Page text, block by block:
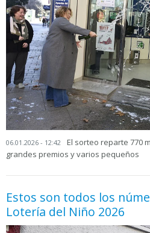
06.01.2026 - 12:42
El sorteo reparte 770
grandes premios y varios pequeños
Estos son todos los
Lotería del Niño 2026